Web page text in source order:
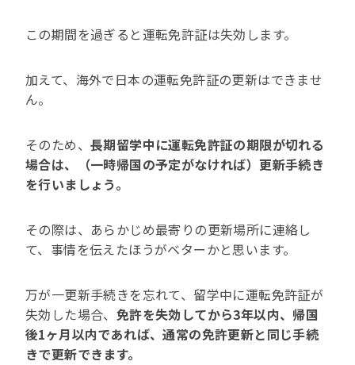
この期間を過ぎると運転免許証は失効します。
加えて、海外で日本の運転免許証の更新はできませ
ん。
そのため、 長期留学中に運転免許証の期限が切れる
場合は、（一時帰国の予定がなければ）更新手続き
を行いましょう。
その際は、あらかじめ最寄りの更新場所に連絡し
て、事情を伝えたほうがベターかと思います。
万が一更新手続きを忘れて、留学中に運転免許証が
失効した場合、 免許を失効してから3年以内、帰国
後1ヶ月以内であれば、通常の免許更新と同じ手続
きで更新できます。